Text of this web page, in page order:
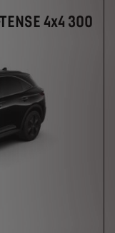
4x4 300